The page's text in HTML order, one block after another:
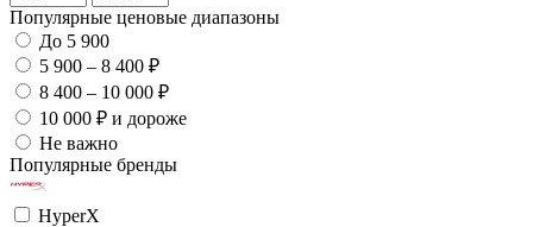
Популярные ценовые диапазоны
До 5 900
5 900 – 8 400 ₽
8 400 – 10 000 ₽
10 000 ₽ и дороже
Не важно
Популярные бренды
HyperX